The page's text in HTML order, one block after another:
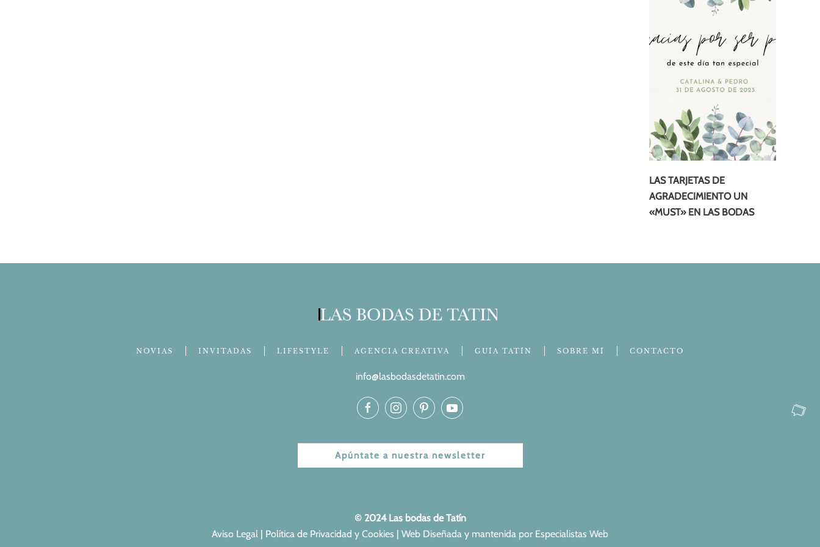
LAS TARJETAS DE
AGRADECIMIENTO UN
«MUST» EN LAS BODAS
NOVIAS INVITADAS LIFESTYLE AGENCIA CREATIVA GUÍA TATÍN SOBRE MÍ CONTACTO
info@lasbodasdetatin.com
Apúntate a nuestra newsletter
© 2024 Las bodas de Tatín
Aviso Legal | Política de Privacidad y Cookies | Web Diseñada y mantenida por Especialistas Web